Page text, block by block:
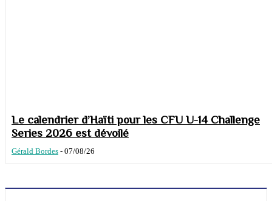
Le calendrier d’Haïti pour les CFU U-14 Challenge
Series 2026 est dévoilé
Gérald Bordes - 07/08/26